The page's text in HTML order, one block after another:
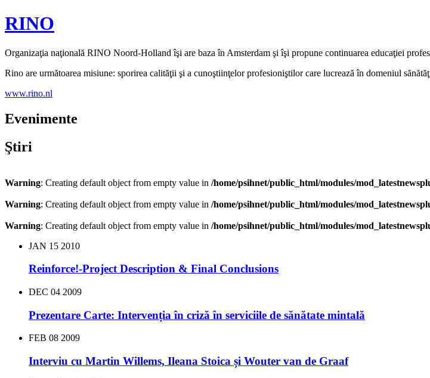
RINO
Organizaţia naţională RINO Noord-Holland îşi are baza în Amsterdam şi îşi propune continuarea educaţiei
Rino are următoarea misiune: sporirea calităţii şi a cunoştiinţelor profesioniştilor care lucrează în domeniul
www.rino.nl
Evenimente
Ştiri
Warning: Creating default object from empty value in /home/psihnet/public_html/modules/
Warning: Creating default object from empty value in /home/psihnet/public_html/modules/
Warning: Creating default object from empty value in /home/psihnet/public_html/modules/
JAN 15 2010
Reinforce!-Project Description & Final Conclusions
DEC 04 2009
Prezentare Carte: Intervenția în criză în serviciile de sănătate mintală
FEB 08 2009
Interviu cu Martin Willems, Ileana Stoica și Wouter van de Graaf